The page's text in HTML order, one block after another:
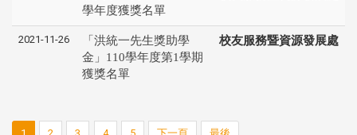
學年度獲獎名單
2021-11-26
「洪統一先生獎助學
金」110學年度第1學期
獲獎名單
校友服務暨資源發展處
1 2 3 4 5 下一頁 最後